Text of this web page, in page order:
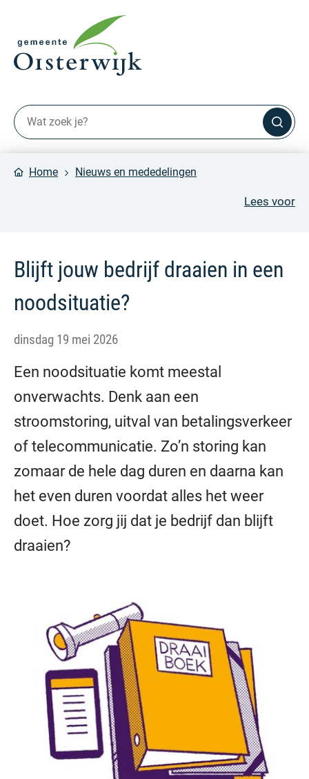
Home Nieuws en mededelingen
Lees voor
Blijft jouw bedrijf draaien in een
noodsituatie?
dinsdag 19 mei 2026
Een noodsituatie komt meestal
onverwachts. Denk aan een
stroomstoring, uitval van betalingsverkeer
of telecommunicatie. Zo’n storing kan
zomaar de hele dag duren en daarna kan
het even duren voordat alles het weer
doet. Hoe zorg jij dat je bedrijf dan blijft
draaien?